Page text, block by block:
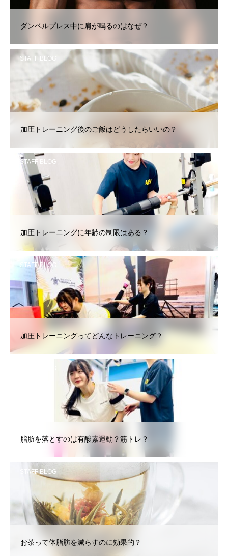
ダンベルプレス中に肩が鳴るのはなぜ？
STAFF BLOG
加圧トレーニング後のご飯はどうしたらいいの？
STAFF BLOG
加圧トレーニングに年齢の制限はある？
STAFF BLOG
加圧トレーニングってどんなトレーニング？
脂肪を落とすのは有酸素運動？筋トレ？
STAFF BLOG
お茶って体脂肪を減らすのに効果的？